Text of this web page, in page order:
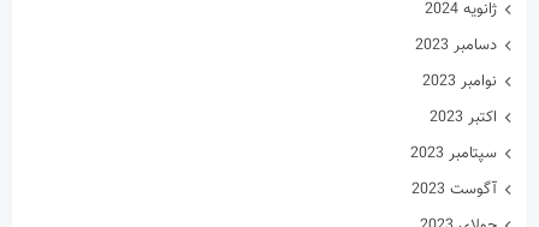
آگوست 2023
جولای 2023
ژوئن 2023
آوریل 2023
مارس 2023